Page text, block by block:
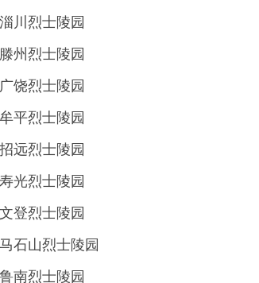
淄川烈士陵园
滕州烈士陵园
广饶烈士陵园
牟平烈士陵园
招远烈士陵园
寿光烈士陵园
文登烈士陵园
马石山烈士陵园
鲁南烈士陵园